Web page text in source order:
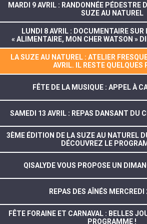
MARDI 9 AVRIL : RANDONNÉE PÉDESTRE
SUZE AU NATUREL
LUNDI 8 AVRIL : DOCUMENTAIRE SUR
« ALIMENTAIRE, MON CHER WATSON »
LA SUZE AU NATUREL : ATELIER
AVRIL. IL RESTE QUELQUES
FÊTE DE LA MUSIQUE : APPEL À
SAMEDI 13 AVRIL : REPAS DANSANT DU
3ÈME ÉDITION DE LA SUZE AU NATUREL
DÉCOUVREZ LE
QISALYDE VOUS PROPOSE UN
REPAS DES AÎNÉS
FÊTE FORAINE ET CARNAVAL : BELLES
PROGRAMME !